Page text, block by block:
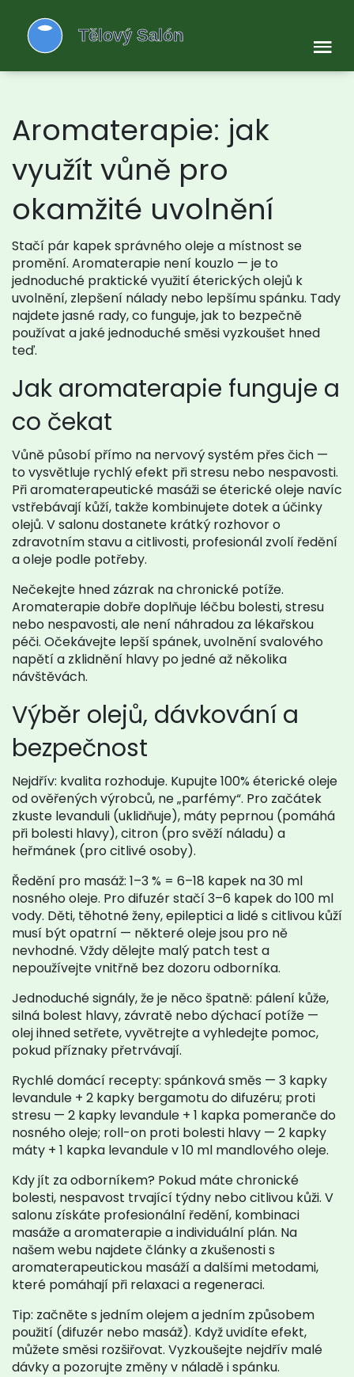
Aromaterapie: jak
využít vůně pro
okamžité uvolnění
Stačí pár kapek správného oleje a místnost se
promění. Aromaterapie není kouzlo — je to
jednoduché praktické využití éterických olejů k
uvolnění, zlepšení nálady nebo lepšímu spánku. Tady
najdete jasné rady, co funguje, jak to bezpečně
používat a jaké jednoduché směsi vyzkoušet hned
teď.
Jak aromaterapie funguje a
co čekat
Vůně působí přímo na nervový systém přes čich —
to vysvětluje rychlý efekt při stresu nebo nespavosti.
Při aromaterapeutické masáži se éterické oleje navíc
vstřebávají kůží, takže kombinujete dotek a účinky
olejů. V salonu dostanete krátký rozhovor o
zdravotním stavu a citlivosti, profesionál zvolí ředění
a oleje podle potřeby.
Nečekejte hned zázrak na chronické potíže.
Aromaterapie dobře doplňuje léčbu bolesti, stresu
nebo nespavosti, ale není náhradou za lékařskou
péči. Očekávejte lepší spánek, uvolnění svalového
napětí a zklidnění hlavy po jedné až několika
návštěvách.
Výběr olejů, dávkování a
bezpečnost
Nejdřív: kvalita rozhoduje. Kupujte 100% éterické oleje
od ověřených výrobců, ne „parfémy“. Pro začátek
zkuste levanduli (uklidňuje), máty peprnou (pomáhá
při bolesti hlavy), citron (pro svěží náladu) a
heřmánek (pro citlivé osoby).
Ředění pro masáž: 1–3 % = 6–18 kapek na 30 ml
nosného oleje. Pro difuzér stačí 3–6 kapek do 100 ml
vody. Děti, těhotné ženy, epileptici a lidé s citlivou kůží
musí být opatrní — některé oleje jsou pro ně
nevhodné. Vždy dělejte malý patch test a
nepoužívejte vnitřně bez dozoru odborníka.
Jednoduché signály, že je něco špatně: pálení kůže,
silná bolest hlavy, závratě nebo dýchací potíže —
olej ihned setřete, vyvětrejte a vyhledejte pomoc,
pokud příznaky přetrvávají.
Rychlé domácí recepty: spánková směs — 3 kapky
levandule + 2 kapky bergamotu do difuzéru; proti
stresu — 2 kapky levandule + 1 kapka pomeranče do
nosného oleje; roll-on proti bolesti hlavy — 2 kapky
máty + 1 kapka levandule v 10 ml mandlového oleje.
Kdy jít za odborníkem? Pokud máte chronické
bolesti, nespavost trvající týdny nebo citlivou kůži. V
salonu získáte profesionální ředění, kombinaci
masáže a aromaterapie a individuální plán. Na
našem webu najdete články a zkušenosti s
aromaterapeutickou masáží a dalšími metodami,
které pomáhají při relaxaci a regeneraci.
Tip: začněte s jedním olejem a jedním způsobem
použití (difuzér nebo masáž). Když uvidíte efekt,
můžete směsi rozšiřovat. Vyzkoušejte nejdřív malé
dávky a pozorujte změny v náladě i spánku.